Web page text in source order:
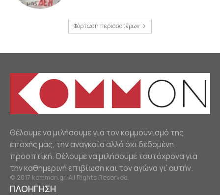
Φόρτωση περισσοτέρων
Θέλουμε να μιλήσουμε για τον κομμουνισμό της
εποχής μας, την αναγκαία αλλά όχι δεδομένη
προοπτική. Θέλουμε να μιλήσουμε ταυτόχρονα για
την καθημερινή επιβίωση και τον αγώνα γι’ αυτήν.
© 2017 kommon.gr. All Rights Reserved.
ΠΛΟΗΓΗΣΗ